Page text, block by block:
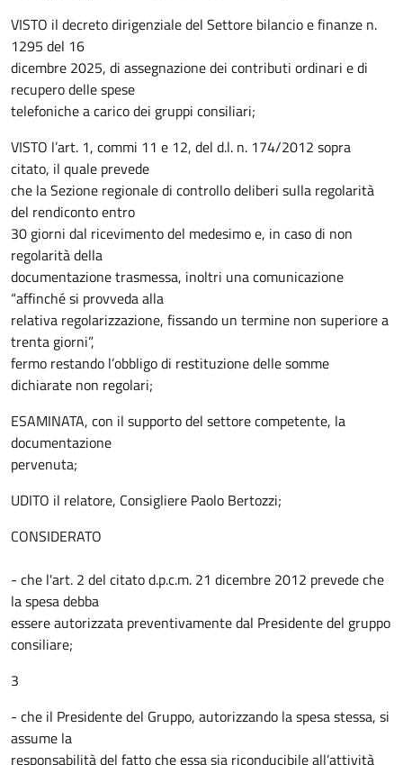
VISTO il decreto dirigenziale del Settore bilancio e finanze n.
1295 del 16
dicembre 2025, di assegnazione dei contributi ordinari e di
recupero delle spese
telefoniche a carico dei gruppi consiliari;
VISTO l’art. 1, commi 11 e 12, del d.l. n. 174/2012 sopra
citato, il quale prevede
che la Sezione regionale di controllo deliberi sulla regolarità
del rendiconto entro
30 giorni dal ricevimento del medesimo e, in caso di non
regolarità della
documentazione trasmessa, inoltri una comunicazione
“affinché si provveda alla
relativa regolarizzazione, fissando un termine non superiore a
trenta giorni”,
fermo restando l’obbligo di restituzione delle somme
dichiarate non regolari;
ESAMINATA, con il supporto del settore competente, la
documentazione
pervenuta;
UDITO il relatore, Consigliere Paolo Bertozzi;
CONSIDERATO
- che l'art. 2 del citato d.p.c.m. 21 dicembre 2012 prevede che
la spesa debba
essere autorizzata preventivamente dal Presidente del gruppo
consiliare;
3
- che il Presidente del Gruppo, autorizzando la spesa stessa, si
assume la
responsabilità del fatto che essa sia riconducibile all’attività